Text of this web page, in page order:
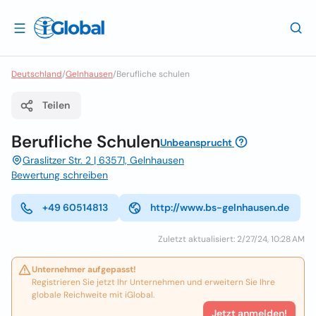
Deutschland/Gelnhausen/Berufliche schulen
Teilen
Berufliche SchulenUnbeansprucht
Graslitzer Str. 2 | 63571, Gelnhausen
Bewertung schreiben
+49 60514813 http://www.bs-gelnhausen.de
Zuletzt aktualisiert: 2/27/24, 10:28 AM
Unternehmer aufgepasst!
Registrieren Sie jetzt Ihr Unternehmen und erweitern Sie Ihre
globale Reichweite mit iGlobal.
Jetzt anmelden!